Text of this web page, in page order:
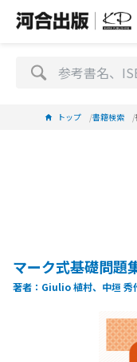
トップ 書籍検索
マーク式基礎問
著者：Giulio 植村、中垣 秀